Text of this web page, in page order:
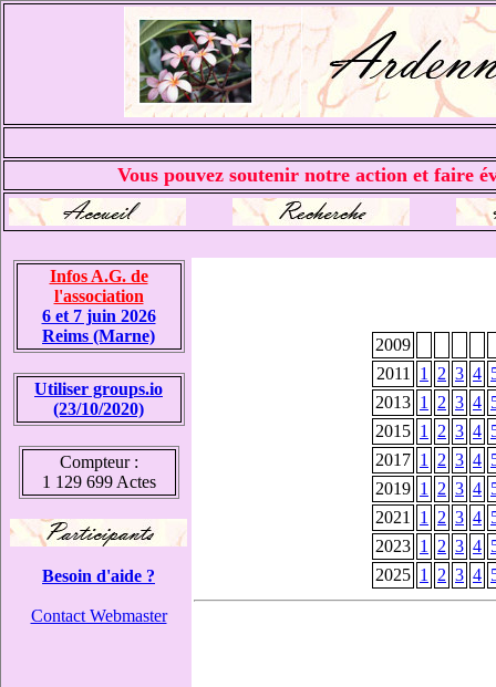
Vous pouvez soutenir notre action et faire
Infos A.G. de
l'association
6 et 7 juin 2026
Reims (Marne)
Utiliser groups.io
(23/10/2020)
Compteur :
1 129 699 Actes
Besoin d'aide ?
Contact Webmaster
2009
2011
1 2 3 4
2013 1 2 3 4
2015 1 2 3 4
2017 1 2 3 4
2019 1 2 3 4
2021
1 2 3 4
2023 1 2 3 4
2025 1 2 3 4